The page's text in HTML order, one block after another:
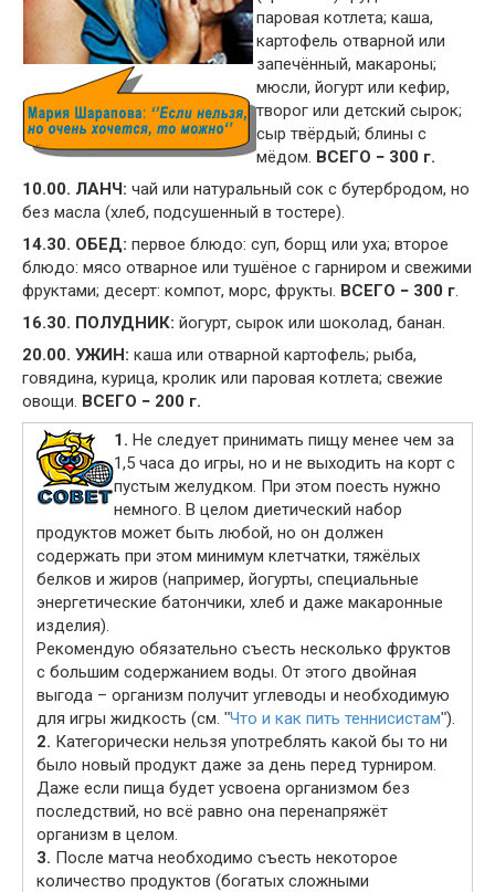
паровая котлета; каша,
картофель отварной или
запечённый, макароны;
мюсли, йогурт или кефир,
творог или детский сырок;
сыр твёрдый; блины с
мёдом. ВСЕГО − 300 г.
10.00. ЛАНЧ: чай или натуральный сок с бутербродом, но
без масла (хлеб, подсушенный в тостере).
14.30. ОБЕД: первое блюдо: суп, борщ или уха; второе
блюдо: мясо отварное или тушёное с гарниром и свежими
фруктами; десерт: компот, морс, фрукты. ВСЕГО − 300 г.
16.30. ПОЛУДНИК: йогурт, сырок или шоколад, банан.
20.00. УЖИН: каша или отварной картофель; рыба,
говядина, курица, кролик или паровая котлета; свежие
овощи. ВСЕГО − 200 г.
1. Не следует принимать пищу менее чем за
1,5 часа до игры, но и не выходить на корт с
пустым желудком. При этом поесть нужно
немного. В целом диетический набор
продуктов может быть любой, но он должен
содержать при этом минимум клетчатки, тяжёлых
белков и жиров (например, йогурты, специальные
энергетические батончики, хлеб и даже макаронные
изделия).
Рекомендую обязательно съесть несколько фруктов
с большим содержанием воды. От этого двойная
выгода – организм получит углеводы и необходимую
для игры жидкость (см. ʺЧто и как пить теннисистамʺ).
2. Категорически нельзя употреблять какой бы то ни
было новый продукт даже за день перед турниром.
Даже если пища будет усвоена организмом без
последствий, но всё равно она перенапряжёт
организм в целом.
3. После матча необходимо съесть некоторое
количество продуктов (богатых сложными